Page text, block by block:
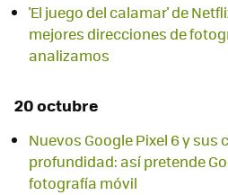
'El juego del calamar' de
mejores direcciones de
analizamos
20 octubre
Nuevos Google Pixel 6 y sus
profundidad: así pretende
fotografía móvil